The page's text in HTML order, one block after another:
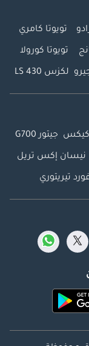
تويوتا كامري
تويوتا كورولا
لكزس LS 430
كيكس جيتور G700
نيسان إكس تريل
تيريتوري